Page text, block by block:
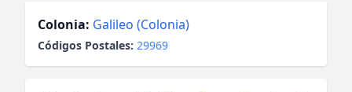
Colonia: Galileo (Colonia)
Códigos Postales: 29969